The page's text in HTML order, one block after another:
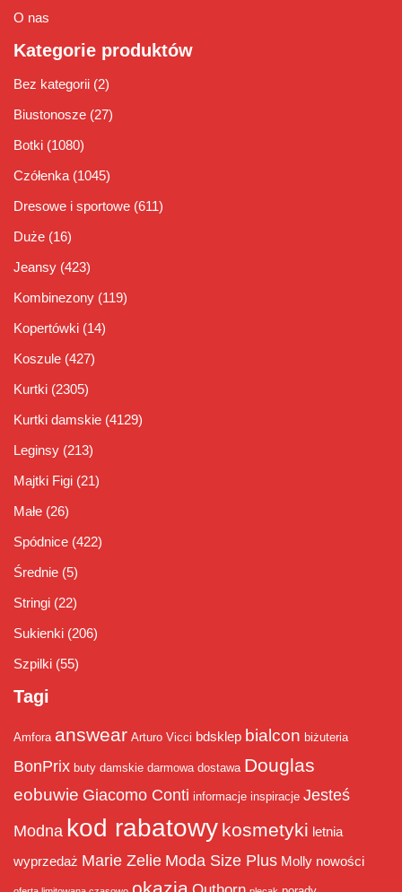
O nas
Kategorie produktów
Bez kategorii (2)
Biustonosze (27)
Botki (1080)
Czółenka (1045)
Dresowe i sportowe (611)
Duże (16)
Jeansy (423)
Kombinezony (119)
Kopertówki (14)
Koszule (427)
Kurtki (2305)
Kurtki damskie (4129)
Leginsy (213)
Majtki Figi (21)
Małe (26)
Spódnice (422)
Średnie (5)
Stringi (22)
Sukienki (206)
Szpilki (55)
Tagi
Amfora answear Arturo Vicci bdsklep bialcon biżuteria
BonPrix buty damskie darmowa dostawa Douglas
eobuwie Giacomo Conti informacje inspiracje Jesteś
Modna kod rabatowy kosmetyki letnia
wyprzedaż Marie Zelie Moda Size Plus Molly nowości